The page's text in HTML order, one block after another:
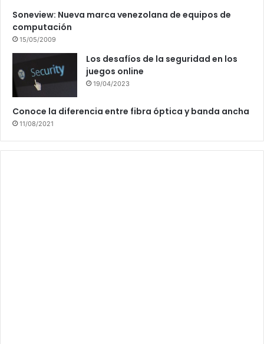
Soneview: Nueva marca venezolana de equipos de
computación
15/05/2009
Los desafíos de la seguridad en los
juegos online
19/04/2023
Conoce la diferencia entre fibra óptica y banda ancha
11/08/2021